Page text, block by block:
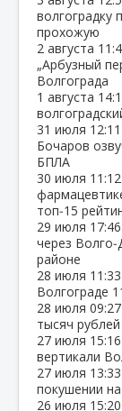
волгоградку
прохожую
2 августа
„Арбузный
Волгограда
1 августа
31 июля 12:11
Бочаров
БПЛА
30 июля 11:12
топ‑15
29 июля 17:46
через
районе
28 июля 11:33
Волгограде
28 июля 09:27
тысяч
27 июля 15:16
вертикали
27 июля 13:33
покушении
26 июля 15:20